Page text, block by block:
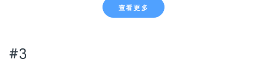
查看更多
#3